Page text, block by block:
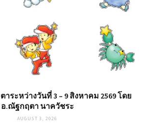
ระหว่างวันที่ 3 – 9 สิงหาคม 2569 โดย
อ.ณัฐกฤตา นาควัชระ
AUGUST 3, 2026